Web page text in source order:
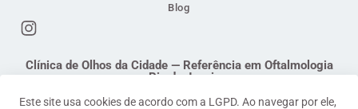
Blog
Clínica de Olhos da Cidade — Referência em Oftalmologia
no Rio de Janeiro
Responsável Técnica: Dra. Andressa Guimarães . Médica
Este site usa cookies de acordo com a LGPD. Ao navegar por ele,